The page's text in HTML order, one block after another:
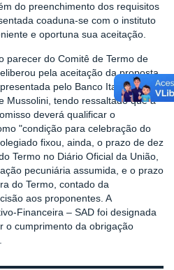
do preenchimento dos requisitos
coaduna-se com o instituto
e oportuna sua aceitação.
parecer do Comitê de Termo de
pela aceitação da proposta
pelo Banco Itaucard S.A.
Mussolini, tendo ressaltado que a
deverá qualificar o
"condição para celebração do
fixou, ainda, o prazo de dez
Termo no Diário Oficial da União,
pecuniária assumida, e o prazo
do Termo, contado da
aos proponentes. A
Financeira – SAD foi designada
o cumprimento da obrigação